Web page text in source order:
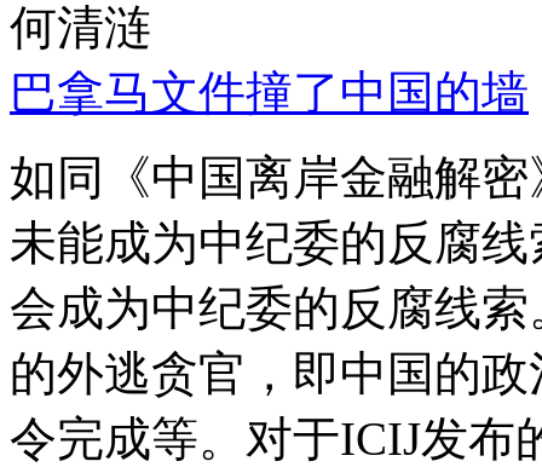
何清涟
巴拿马文件撞了中国的墙
如同《中国离岸金融解
未能成为中纪委的反腐
会成为中纪委的反腐线
的外逃贪官，即中国的
令完成等。对于ICIJ发布